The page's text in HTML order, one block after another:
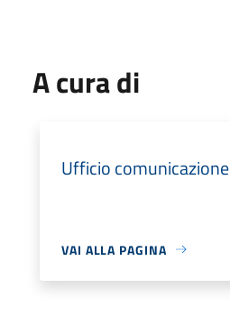
A cura di
Ufficio comunicazione
VAI ALLA PAGINA